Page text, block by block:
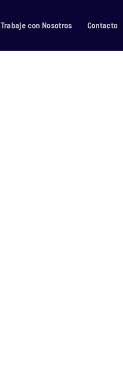
Trabaje con Nosotros Contacto